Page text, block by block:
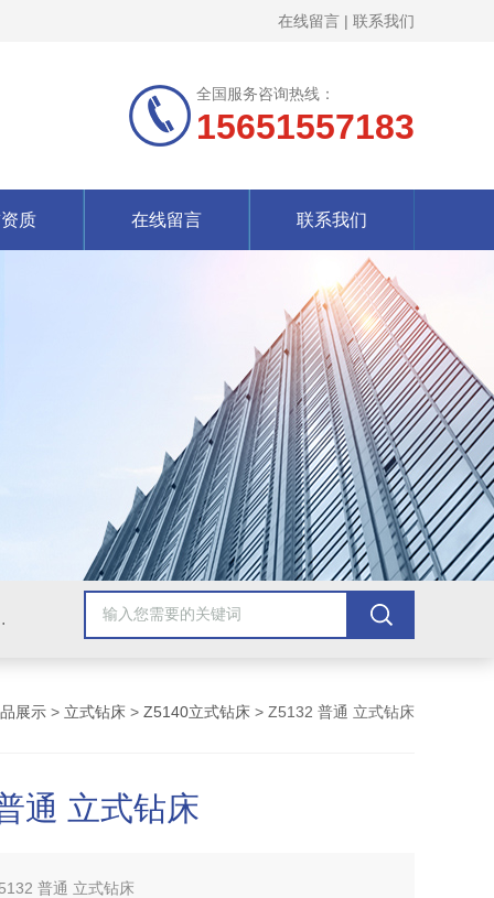
在线留言 | 联系我们
全国服务咨询热线：
15651557183
质 在线留言 联系我们
，钻铣床，滚齿机
展示 > 立式钻床 > Z5140立式钻床 > Z5132 普通 立式钻床
通 立式钻床
普通 立式钻床